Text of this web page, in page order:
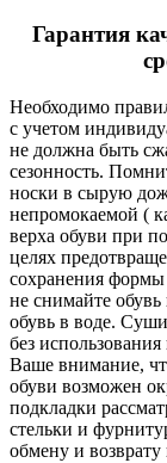
Гарантия
Необходимо
с учетом
не должна быть
сезонность.
носки в сырую
непромокаемой (
верха обуви при
целях
сохранения
не снимайте
обувь в воде.
без
Ваше внимание,
обуви возможен
подкладки
стельки и
обмену и